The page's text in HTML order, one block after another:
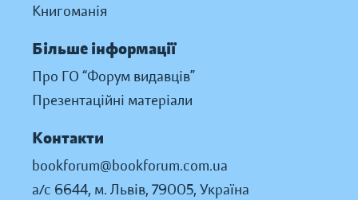
Книгоманія
Більше інформації
Про ГО “Форум видавців”
Презентаційні матеріали
Контакти
bookforum@bookforum.com.ua
а/с 6644, м. Львів, 79005, Україна